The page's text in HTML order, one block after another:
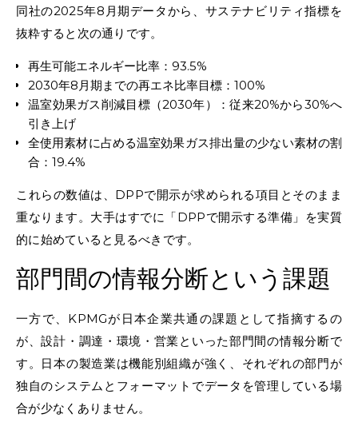
同社の2025年8月期データから、サステナビリティ指標を
抜粋すると次の通りです。
再生可能エネルギー比率：93.5%
2030年8月期までの再エネ比率目標：100%
温室効果ガス削減目標（2030年）：従来20%から30%へ
引き上げ
全使用素材に占める温室効果ガス排出量の少ない素材の割
合：19.4%
これらの数値は、DPPで開示が求められる項目とそのまま
重なります。大手はすでに「DPPで開示する準備」を実質
的に始めていると見るべきです。
部門間の情報分断という課題
一方で、KPMGが日本企業共通の課題として指摘するの
が、設計・調達・環境・営業といった部門間の情報分断で
す。日本の製造業は機能別組織が強く、それぞれの部門が
独自のシステムとフォーマットでデータを管理している場
合が少なくありません。